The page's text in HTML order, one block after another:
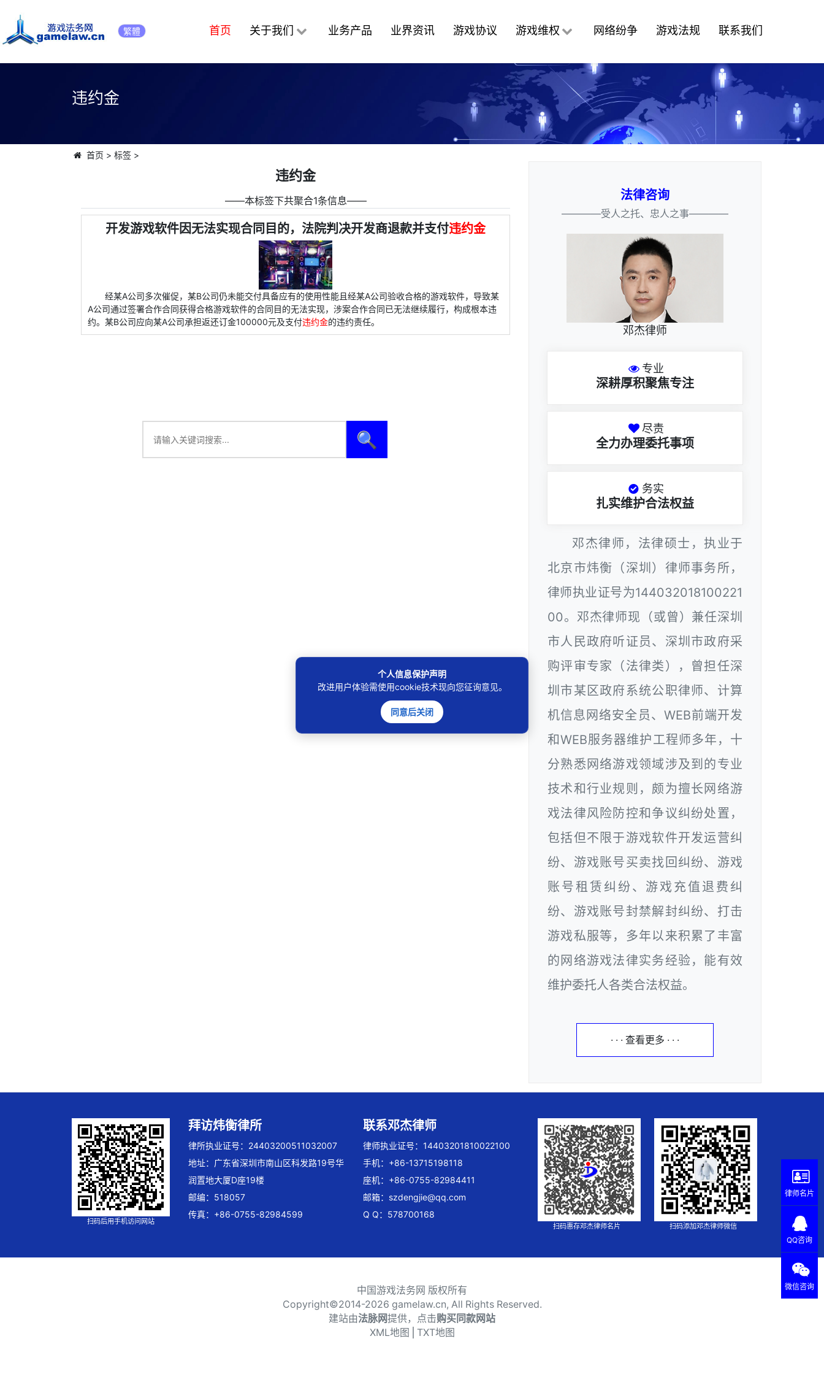
繁體 首页 关于我们 业务产品 业界资讯 游戏协议 游戏维权 网络纷争 游戏法规 联系我们
违约金
首页 > 标签>
违约金
――本标签下共聚合1条信息――
开发游戏软件因无法实现合同目的，法院判决开发商退款并支付违约金
经某A公司多次催促，某B公司仍未能交付具备应有的使用性能且经某A公司验收合格的游戏软件，导致某
A公司通过签署合作合同获得合格游戏软件的合同目的无法实现，涉案合作合同已无法继续履行，构成根本违
约。某B公司应向某A公司承担返还订金100000元及支付违约金的违约责任。
🔍
法律咨询
————受人之托、忠人之事————
邓杰律师
专业
深耕厚积聚焦专注
尽责
全力办理委托事项
务实
扎实维护合法权益
邓杰律师，法律硕士，执业于
北京市炜衡（深圳）律师事务所，
律师执业证号为144032018100221
00。邓杰律师现（或曾）兼任深圳
市人民政府听证员、深圳市政府采
购评审专家（法律类），曾担任深
圳市某区政府系统公职律师、计算
机信息网络安全员、WEB前端开发
和WEB服务器维护工程师多年，十
分熟悉网络游戏领域涉及到的专业
技术和行业规则，颇为擅长网络游
戏法律风险防控和争议纠纷处置，
包括但不限于游戏软件开发运营纠
纷、游戏账号买卖找回纠纷、游戏
账号租赁纠纷、游戏充值退费纠
纷、游戏账号封禁解封纠纷、打击
游戏私服等，多年以来积累了丰富
的网络游戏法律实务经验，能有效
维护委托人各类合法权益。
· · · 查看更多 · · ·
扫码后用手机访问网站
拜访炜衡律所
律所执业证号：24403200511032007
地址：广东省深圳市南山区科发路19号华
润置地大厦D座19楼
邮编：518057
传真：+86-0755-82984599
联系邓杰律师
律师执业证号：14403201810022100
手机：+86-13715198118
座机：+86-0755-82984411
邮箱： szdengjie@qq.com
Q Q：578700168
扫码惠存邓杰律师名片 扫码添加邓杰律师微信
中国游戏法务网 版权所有
Copyright©2014-2026 gamelaw.cn, All Rights Reserved.
建站由法脉网提供，点击购买同款网站
个人信息保护声明
改进用户体验需使用cookie技术现向您征询意见。
同意后关闭
XML地图 TXT地图
律师名片
QQ咨询
微信咨询